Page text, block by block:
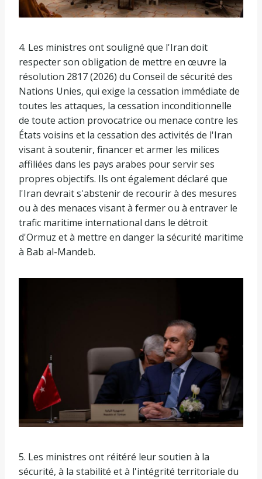
4. Les ministres ont souligné que l'Iran doit
respecter son obligation de mettre en œuvre la
résolution 2817 (2026) du Conseil de sécurité des
Nations Unies, qui exige la cessation immédiate de
toutes les attaques, la cessation inconditionnelle
de toute action provocatrice ou menace contre les
États voisins et la cessation des activités de l'Iran
visant à soutenir, financer et armer les milices
affiliées dans les pays arabes pour servir ses
propres objectifs. Ils ont également déclaré que
l'Iran devrait s'abstenir de recourir à des mesures
ou à des menaces visant à fermer ou à entraver le
trafic maritime international dans le détroit
d'Ormuz et à mettre en danger la sécurité maritime
à Bab al-Mandeb.
5. Les ministres ont réitéré leur soutien à la
sécurité, à la stabilité et à l'intégrité territoriale du